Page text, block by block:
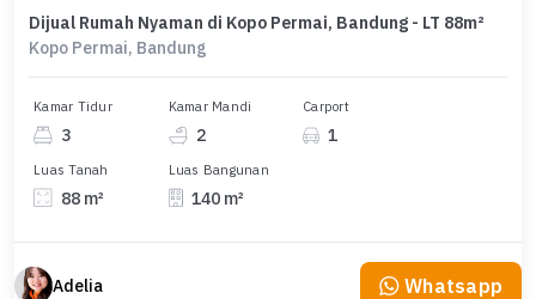
Dijual Rumah Nyaman di Kopo Permai, Bandung - LT 88m²
Kopo Permai, Bandung
Kamar Tidur
3
Kamar Mandi
2
Carport
1
Luas Tanah
88 m²
Luas Bangunan
140 m²
Adelia Whatsapp